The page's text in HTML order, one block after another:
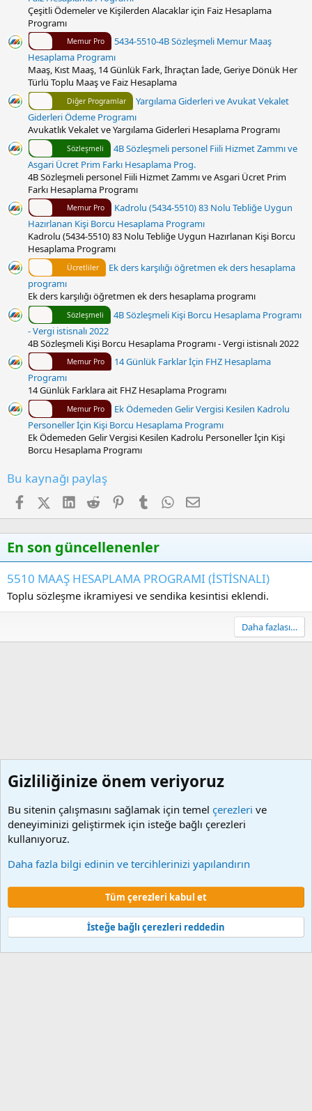
Çeşitli Ödemeler ve Kişilerden Alacaklar için Faiz Hesaplama
Programı
Memur Pro
5434-5510-4B Sözleşmeli Memur Maaş
Hesaplama Programı
Maaş, Kıst Maaş, 14 Günlük Fark, İhraçtan İade, Geriye Dönük Her
Türlü Toplu Maaş ve Faiz Hesaplama
Diğer Programlar
Yargılama Giderleri ve Avukat Vekalet
Giderleri Ödeme Programı
Avukatlık Vekalet ve Yargılama Giderleri Hesaplama Programı
Sözleşmeli
4B Sözleşmeli personel Fiili Hizmet Zammı ve
Asgari Ücret Prim Farkı Hesaplama Prog.
4B Sözleşmeli personel Fiili Hizmet Zammı ve Asgari Ücret Prim
Farkı Hesaplama Programı
Memur Pro
Kadrolu (5434-5510) 83 Nolu Tebliğe Uygun
Hazırlanan Kişi Borcu Hesaplama Programı
Kadrolu (5434-5510) 83 Nolu Tebliğe Uygun Hazırlanan Kişi Borcu
Hesaplama Programı
Ücretliler
Ek ders karşılığı öğretmen ek ders hesaplama
programı
Ek ders karşılığı öğretmen ek ders hesaplama programı
Sözleşmeli
4B Sözleşmeli Kişi Borcu Hesaplama Programı
- Vergi istisnalı 2022
4B Sözleşmeli Kişi Borcu Hesaplama Programı - Vergi istisnalı 2022
Memur Pro
14 Günlük Farklar İçin FHZ Hesaplama
Programı
14 Günlük Farklara ait FHZ Hesaplama Programı
Memur Pro
Ek Ödemeden Gelir Vergisi Kesilen Kadrolu
Personeller İçin Kişi Borcu Hesaplama Programı
Ek Ödemeden Gelir Vergisi Kesilen Kadrolu Personeller İçin Kişi
Borcu Hesaplama Programı
Bu kaynağı paylaş
FacebookX (Twitter)
LinkedIn
Reddit PinterestTumblr WhatsApp
E-posta
En son güncellenenler
5510 MAAŞ HESAPLAMA PROGRAMI (İSTİSNALI)
Toplu sözleşme ikramiyesi ve sendika kesintisi eklendi.
Daha fazlası…
Çerezler
Şartlar ve kurallar
Gizlilik politikası Yardım Ana sayfa
Community platform by XenForo © 2010-2024 XenForo Ltd.
Türkçe yama 🇹🇷 [XGT] Yazılım ve web hizmetleri 2014-2024
Gizliliğinize önem veriyoruz
Bu sitenin çalışmasını sağlamak için temel çerezleri ve
deneyiminizi geliştirmek için isteğe bağlı çerezleri
kullanıyoruz.
Daha fazla bilgi edinin ve tercihlerinizi yapılandırın
Tüm çerezleri kabul et
İsteğe bağlı çerezleri reddedin